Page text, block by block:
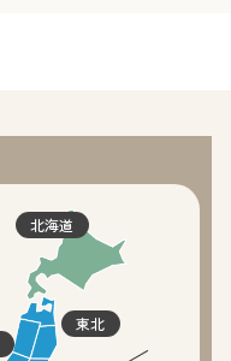
北海道
東北